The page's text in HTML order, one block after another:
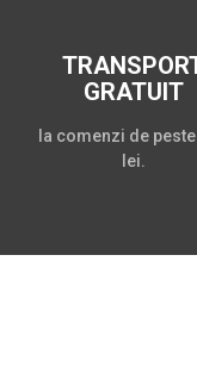
GRATUIT
la comenzi de
lei.